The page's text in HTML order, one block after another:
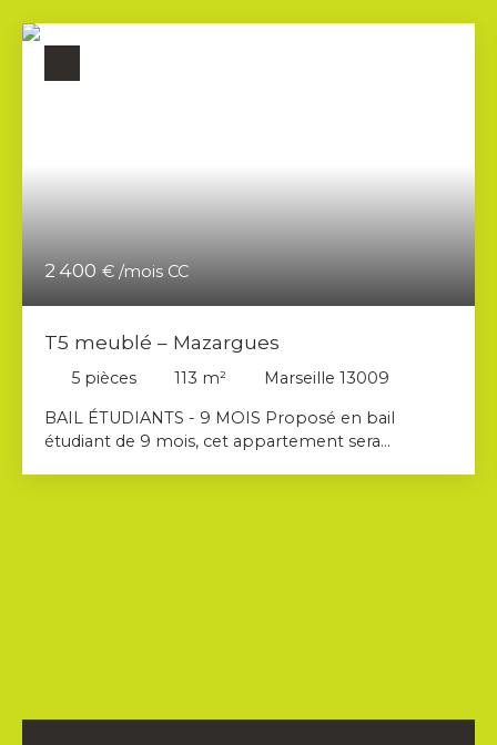
2 400 € /mois CC
T5 meublé – Mazargues
5 pièces 113 m²
Marseille 13009
BAIL ÉTUDIANTS - 9 MOIS Proposé en bail
étudiant de 9 mois, cet appartement sera
Cet appartement spacieux et lumineux se